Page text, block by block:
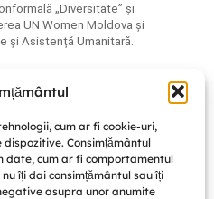
cum ar fi cookie-uri,
Consimțământul
date, cum ar fi comportamentul
îți dai consimțământul sau îți
asupra unor anumite
„Diversitate” și
UN Women Moldova și
și Asistență Umanitară.
Discută cu noi